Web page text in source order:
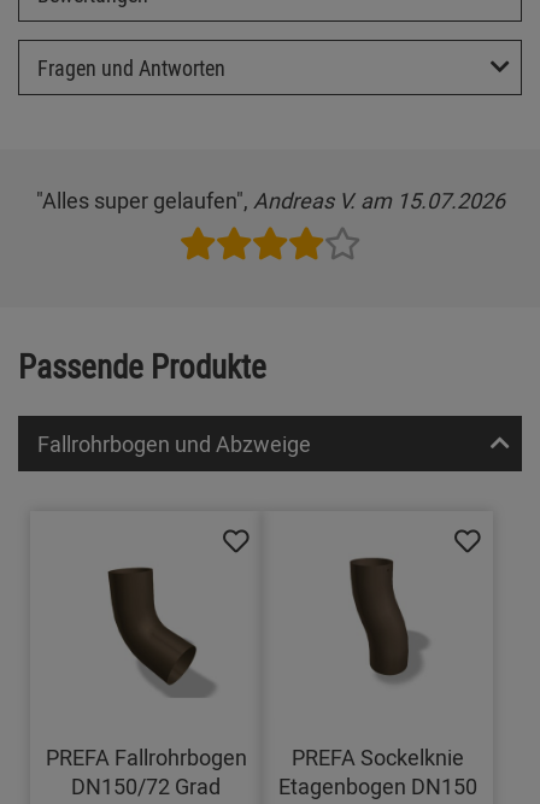
Fragen und Antworten
"Alles super gelaufen", Andreas V. am 15.07.2026
Passende Produkte
Fallrohrbogen und Abzweige
PREFA Fallrohrbogen
DN150/72 Grad
PREFA Sockelknie
Etagenbogen DN150